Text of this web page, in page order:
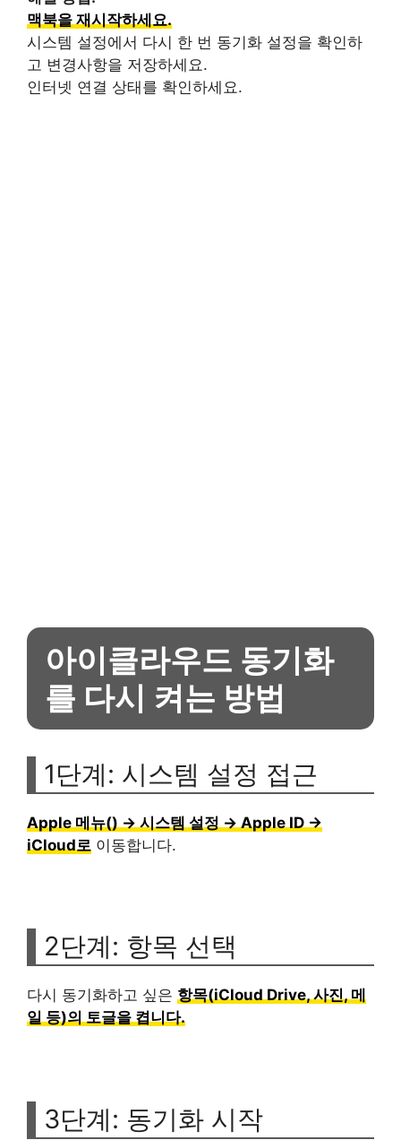
맥북을 재시작하세요.
시스템 설정에서 다시 한 번 동기화 설정을 확인하
고 변경사항을 저장하세요.
인터넷 연결 상태를 확인하세요.
아이클라우드 동기화
를 다시 켜는 방법
1단계: 시스템 설정 접근
Apple 메뉴() → 시스템 설정 → Apple ID →
iCloud로 이동합니다.
2단계: 항목 선택
다시 동기화하고 싶은 항목(iCloud Drive, 사진, 메
일 등)의 토글을 켭니다.
3단계: 동기화 시작